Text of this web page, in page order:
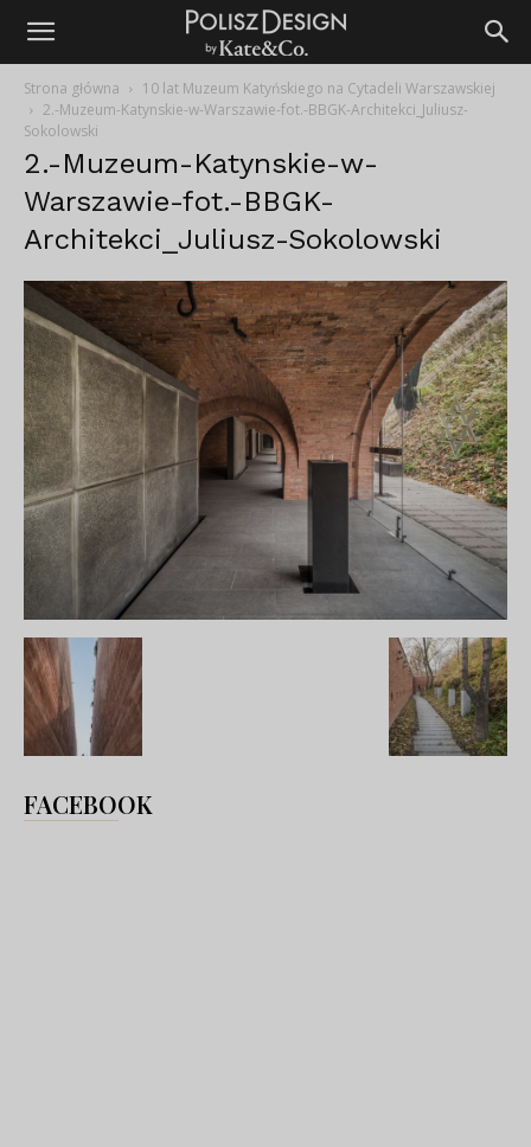
Strona główna
10 lat Muzeum Katyńskiego na Cytadeli Warszawskiej
2.-Muzeum-Katynskie-w-Warszawie-fot.-BBGK-Architekci_Juliusz-
Sokolowski
2.-Muzeum-Katynskie-w-
Warszawie-fot.-BBGK-
Architekci_Juliusz-Sokolowski
FACEBOOK